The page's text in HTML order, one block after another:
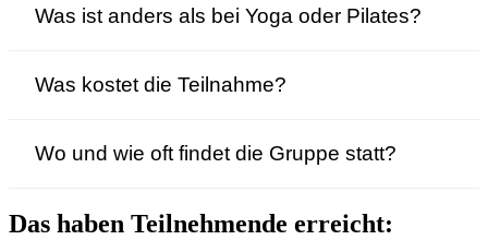
Was ist anders als bei Yoga oder Pilates?
Was kostet die Teilnahme?
Wo und wie oft findet die Gruppe statt?
Das haben Teilnehmende erreicht: